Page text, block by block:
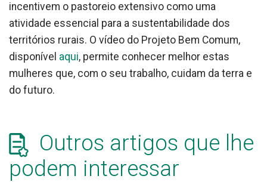
incentivem o pastoreio extensivo como uma
atividade essencial para a sustentabilidade dos
territórios rurais. O vídeo do Projeto Bem Comum,
disponível aqui, permite conhecer melhor estas
mulheres que, com o seu trabalho, cuidam da terra e
do futuro.
Outros artigos que lhe
podem interessar